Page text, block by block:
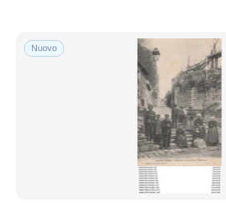
Nuovo